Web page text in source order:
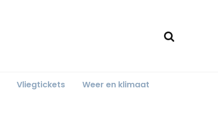
Vliegtickets Weer en klimaat